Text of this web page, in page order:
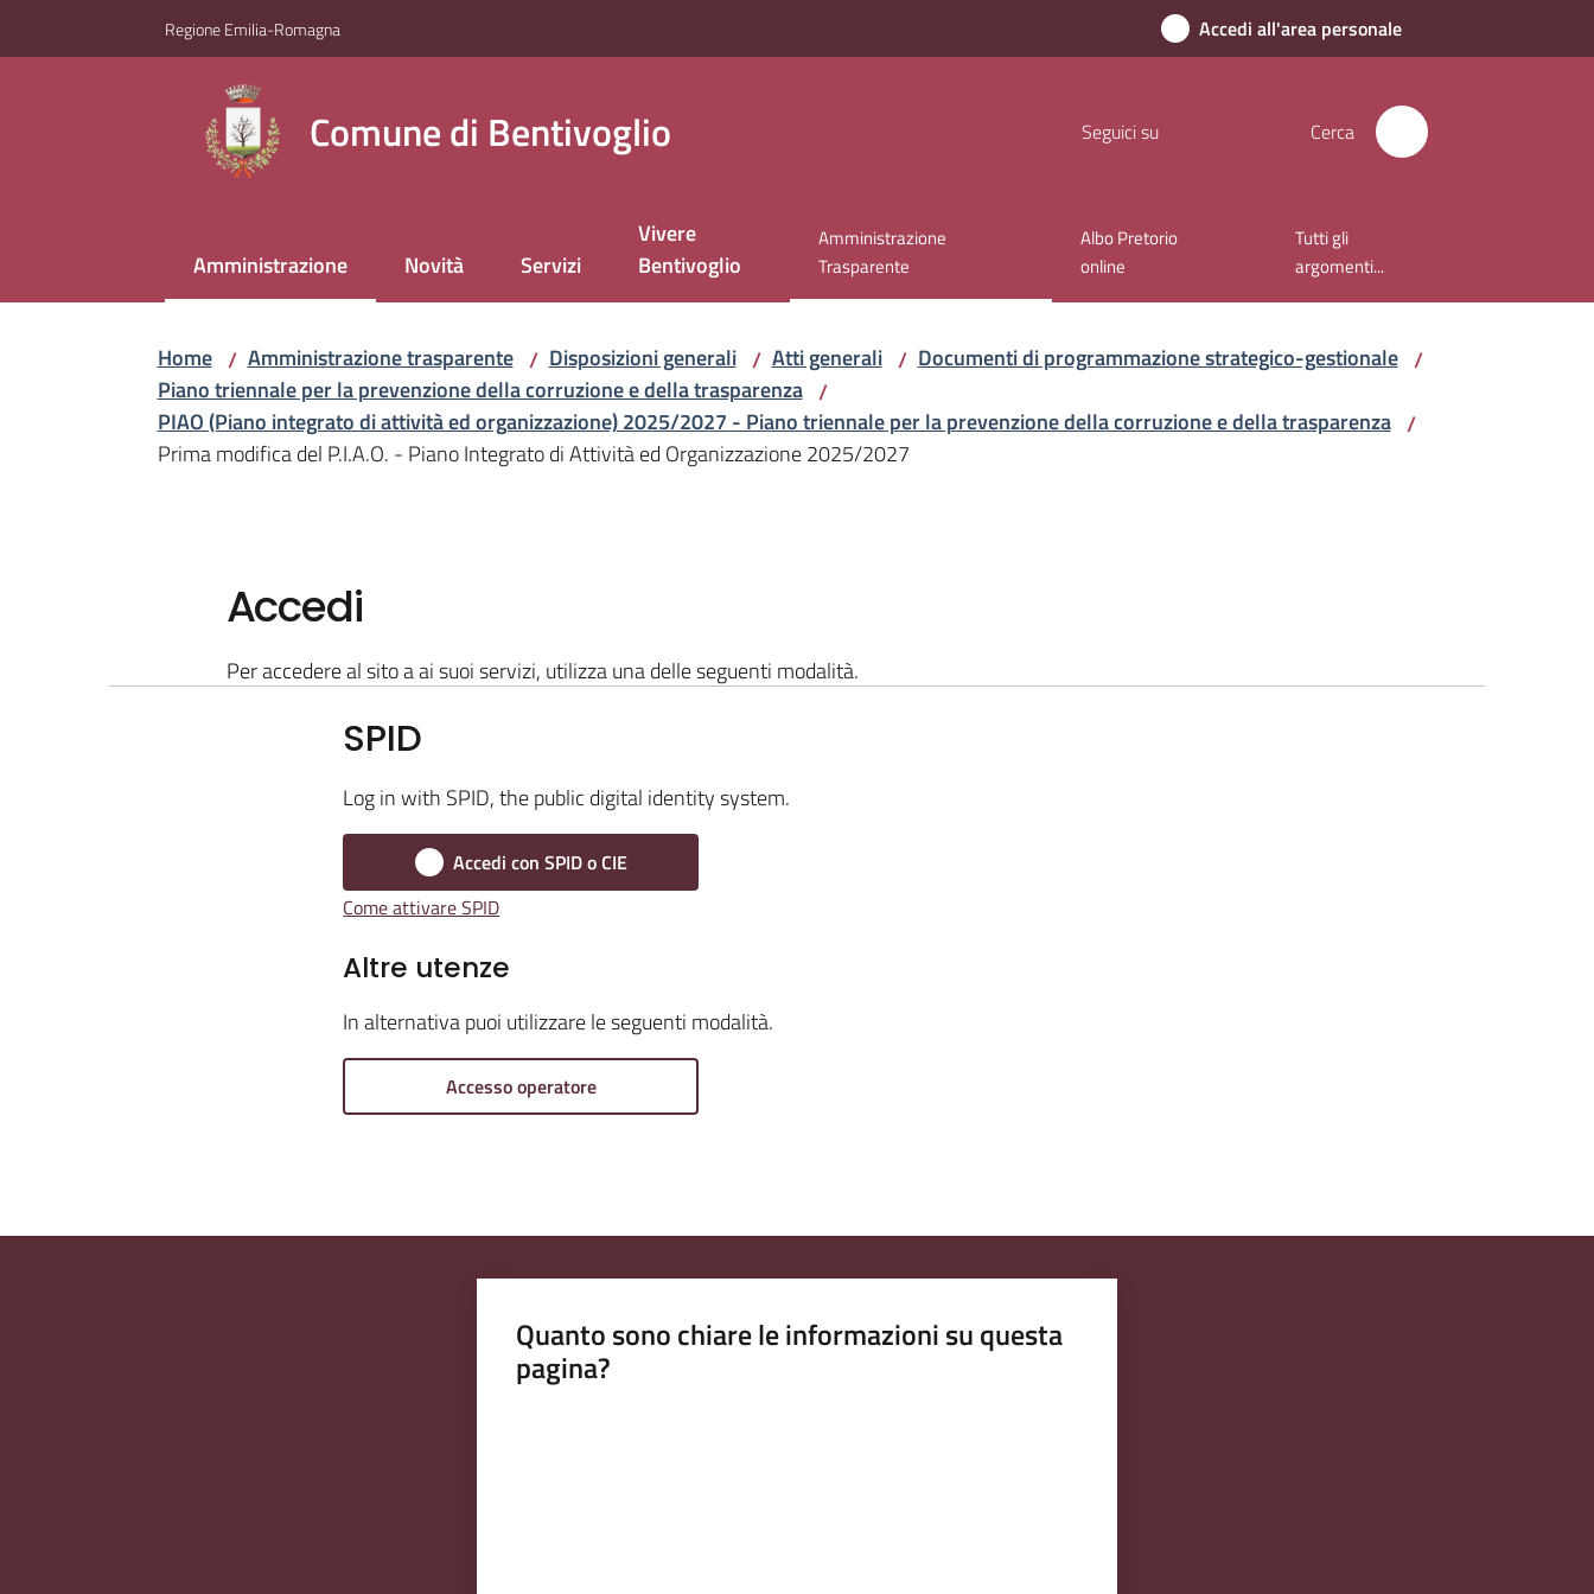
Regione Emilia-Romagna Accedi all'area personale
Comune di Bentivoglio Seguici su Cerca
Amministrazione
Menu selezionato Novità Servizi
Vivere
Bentivoglio
Amministrazione
Trasparente
Menu selezionato
Albo Pretorio
online
Tutti gli
argomenti...
Home / Amministrazione trasparente / Disposizioni generali / Atti generali / Documenti di programmazione strategico-gestionale /
Piano triennale per la prevenzione della corruzione e della trasparenza /
PIAO (Piano integrato di attività ed organizzazione) 2025/2027 - Piano triennale per la prevenzione della corruzione e della trasparenza /
Prima modifica del P.I.A.O. - Piano Integrato di Attività ed Organizzazione 2025/2027
Accedi
Per accedere al sito a ai suoi servizi, utilizza una delle seguenti modalità.
SPID
Log in with SPID, the public digital identity system.
Accedi con SPID o CIE
Come attivare SPID
Altre utenze
In alternativa puoi utilizzare le seguenti modalità.
Accesso operatore
Quanto sono chiare le informazioni su questa
pagina?